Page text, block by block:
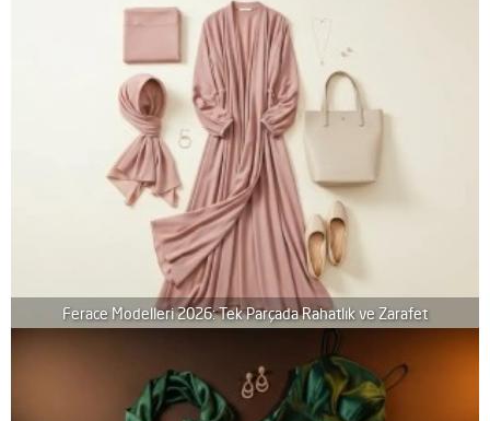
Ferace Modelleri 2026: Tek Parçada Rahatlık ve Zarafet